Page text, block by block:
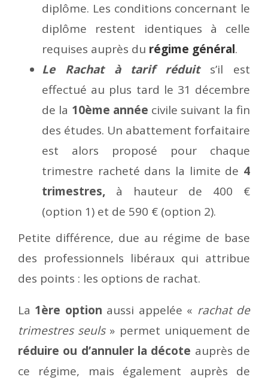
diplôme. Les conditions concernant le
diplôme restent identiques à celle
requises auprès du régime général.
Le Rachat à tarif réduits’il est
effectué au plus tard le 31 décembre
de la 10ème année civile suivant la fin
des études. Un abattement forfaitaire
est alors proposé pour chaque
trimestre racheté dans la limite de 4
trimestres, à hauteur de 400 €
(option 1) et de 590 € (option 2).
Petite différence, due au régime de base
des professionnels libéraux qui attribue
des points : les options de rachat.
La 1ère option aussi appelée « rachat de
trimestres seuls» permet uniquement de
réduire ou d’annuler la décote auprès de
ce régime, mais également auprès de